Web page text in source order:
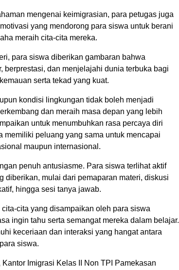
mengenai keimigrasian, para petugas juga
yang mendorong para siswa untuk berani
meraih cita-cita mereka.
para siswa diberikan gambaran bahwa
berprestasi, dan menjelajahi dunia terbuka bagi
serta tekad yang kuat.
kondisi lingkungan tidak boleh menjadi
dan meraih masa depan yang lebih
untuk menumbuhkan rasa percaya diri
memiliki peluang yang sama untuk mencapai
maupun internasional.
penuh antusiasme. Para siswa terlihat aktif
diberikan, mulai dari pemaparan materi, diskusi
hingga sesi tanya jawab.
cita yang disampaikan oleh para siswa
ingin tahu serta semangat mereka dalam belajar.
keceriaan dan interaksi yang hangat antara
siswa.
Kantor Imigrasi Kelas II Non TPI Pamekasan